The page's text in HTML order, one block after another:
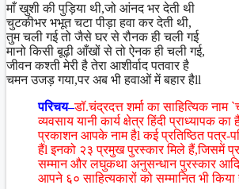
माँ खुशी की पुड़िया थी,जो आंनद भर देती थी
चुटकीभर भभूत चटा पीड़ा हवा कर देती थी,
तुम चली गई तो जैसे घर से रौनक ही चली गई
मानो किसी बूढ़ी आँखों से तो ऐनक ही चली गई,
जीवन कश्ती मेरी है तेरा आशीर्वाद पतवार है
चमन उजड़ गया,पर अब भी हवाओं में बहार हैll
परिचय–डॉ.चंद्रदत्त शर्मा का साहित्यिक
व्यवसाय यानी कार्य क्षेत्र हिंदी प्राध्यापक
प्रकाशन आपके नाम हैl कई प्रतिष्ठित पत्र-
हैंl इनको २३ प्रमुख पुरस्कार मिले हैं,जिसमें
सम्मान और लघुकथा अनुसन्धान पुरस्कार आदि
आपने ६० साहित्यकारों को सम्मानित भी